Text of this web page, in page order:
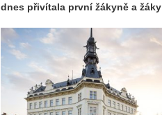
dnes přivítala první žákyně a žáky